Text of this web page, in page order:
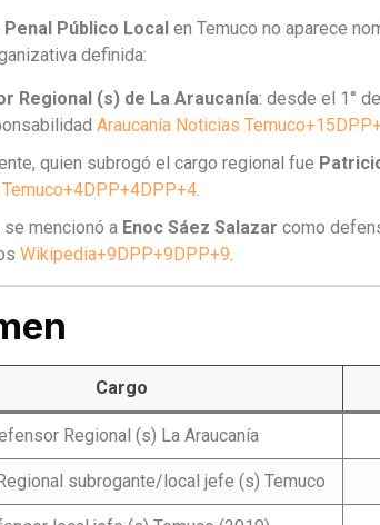
Público Local en Temuco no aparece
definida:
Regional (s) de La Araucanía: desde el 1°
Araucanía Noticias
quien subrogó el cargo regional fue
.
se mencionó a Enoc Sáez Salazar como
Wikipedia+9DPP+9DPP+9.
Cargo
Regional (s) La Araucanía
subrogante/local jefe (s) Temuco